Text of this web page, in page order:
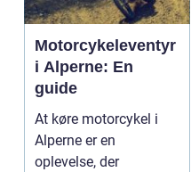
Motorcykeleventyr
i Alperne: En
guide
At køre motorcykel i
Alperne er en
oplevelse, der